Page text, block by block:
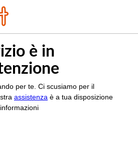
è in
per te. Ci scusiamo per il
assistenza è a tua disposizione